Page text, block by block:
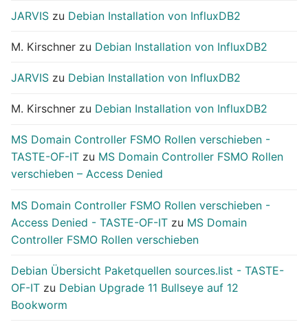
JARVIS zu Debian Installation von InfluxDB2
M. Kirschner zu Debian Installation von InfluxDB2
JARVIS zu Debian Installation von InfluxDB2
M. Kirschner zu Debian Installation von InfluxDB2
MS Domain Controller FSMO Rollen verschieben -
TASTE-OF-IT zu MS Domain Controller FSMO Rollen
verschieben – Access Denied
MS Domain Controller FSMO Rollen verschieben -
Access Denied - TASTE-OF-IT zu MS Domain
Controller FSMO Rollen verschieben
Debian Übersicht Paketquellen sources.list - TASTE-
OF-IT zu Debian Upgrade 11 Bullseye auf 12
Bookworm